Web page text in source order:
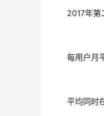
2017年第
每用户月
平均同时